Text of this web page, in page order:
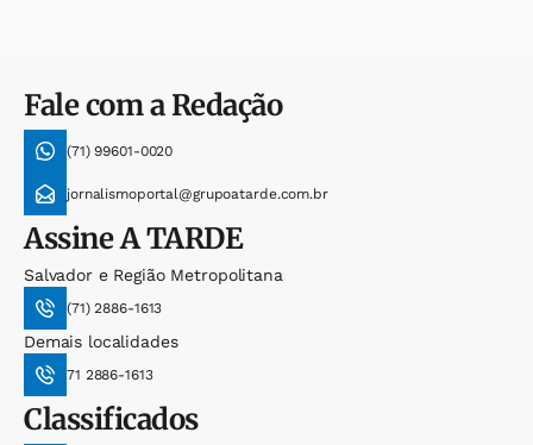
Fale com a Redação
(71) 99601-0020
jornalismoportal@grupoatarde.com.br
AssineA TARDE
Salvador e Região Metropolitana
(71) 2886-1613
Demais localidades
71 2886-1613
Classificados